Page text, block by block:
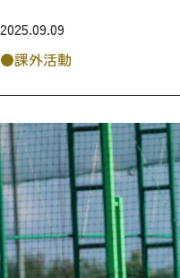
受験生の方
報道関係の方
明治学院大学について
教育
研究
2025.09.09
課外活動